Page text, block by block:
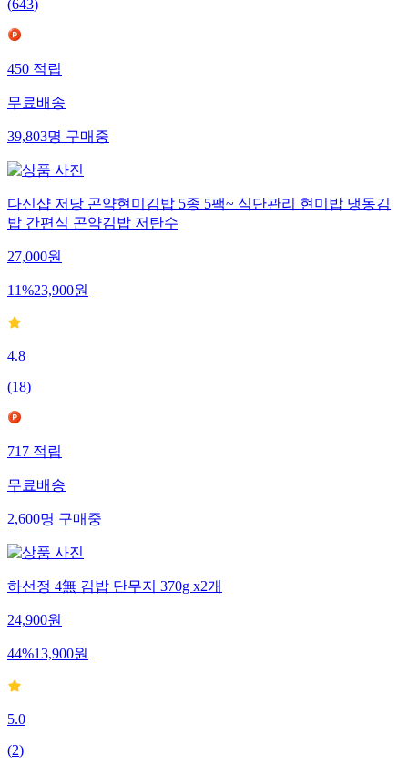
(643)
450적립
무료배송
39,803명구매중
다신샵 저당 곤약현미김밥 5종 5팩~ 식단관리 현미밥 냉동김
밥 간편식 곤약김밥 저탄수
27,000원
11%23,900원
4.8
(18)
717적립
무료배송
2,600명구매중
하선정 4無 김밥 단무지 370g x2개
24,900원
44%13,900원
5.0
(2)